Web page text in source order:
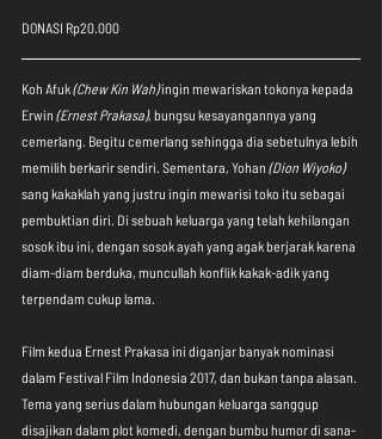
DONASI Rp20.000
Koh Afuk (Chew Kin Wah) ingin mewariskan tokonya kepada
Erwin (Ernest Prakasa), bungsu kesayangannya yang
cemerlang. Begitu cemerlang sehingga dia sebetulnya lebih
memilih berkarir sendiri. Sementara, Yohan (Dion Wiyoko)
sang kakaklah yang justru ingin mewarisi toko itu sebagai
pembuktian diri. Di sebuah keluarga yang telah kehilangan
sosok ibu ini, dengan sosok ayah yang agak berjarak karena
diam-diam berduka, muncullah konflik kakak-adik yang
terpendam cukup lama.
Film kedua Ernest Prakasa ini diganjar banyak nominasi
dalam Festival Film Indonesia 2017, dan bukan tanpa alasan.
Tema yang serius dalam hubungan keluarga sanggup
disajikan dalam plot komedi, dengan bumbu humor di sana-